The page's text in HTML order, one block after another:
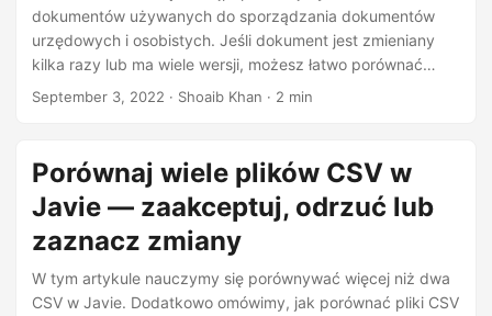
dokumentów używanych do sporządzania dokumentów
urzędowych i osobistych. Jeśli dokument jest zmieniany
kilka razy lub ma wiele wersji, możesz łatwo porównać
dwie różne wersje tego dokumentu. Dla Ciebie jako
zidentyfikowane różnice w Javie.
September 3, 2022 · Shoaib Khan · 2 min
Porównaj wiele plików CSV w
Javie — zaakceptuj, odrzuć lub
zaznacz zmiany
W tym artykule nauczymy się porównywać więcej niż dwa
CSV w Javie. Dodatkowo omówimy, jak porównać pliki CSV